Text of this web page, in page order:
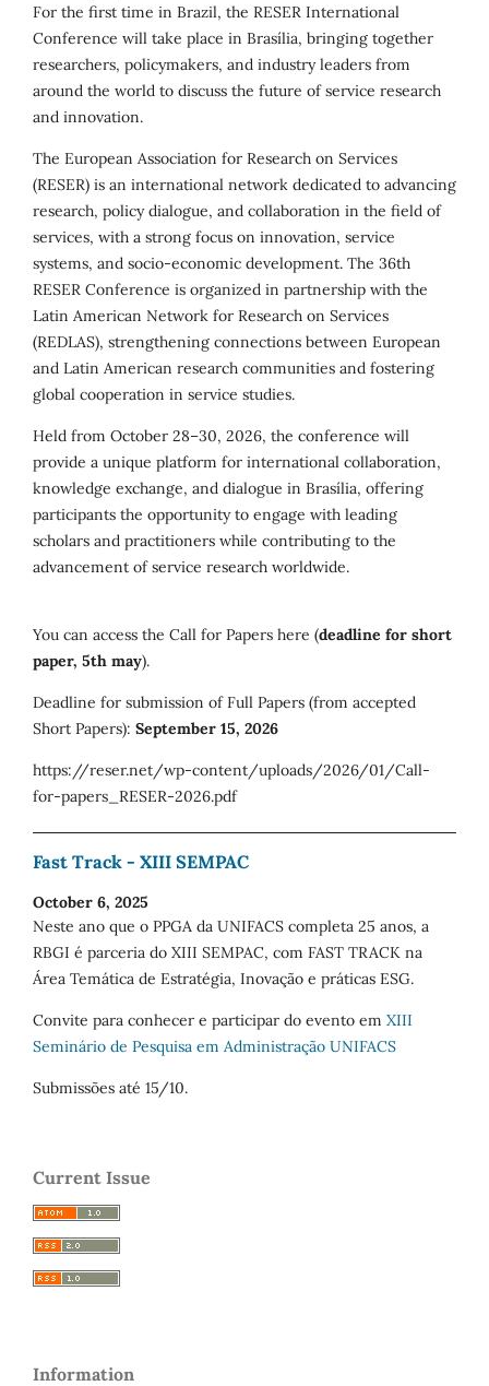
For the first time in Brazil, the RESER International
Conference will take place in Brasília, bringing together
researchers, policymakers, and industry leaders from
around the world to discuss the future of service research
and innovation.
The European Association for Research on Services
(RESER) is an international network dedicated to advancing
research, policy dialogue, and collaboration in the field of
services, with a strong focus on innovation, service
systems, and socio-economic development. The 36th
RESER Conference is organized in partnership with the
Latin American Network for Research on Services
(REDLAS), strengthening connections between European
and Latin American research communities and fostering
global cooperation in service studies.
Held from October 28–30, 2026, the conference will
provide a unique platform for international collaboration,
knowledge exchange, and dialogue in Brasília, offering
participants the opportunity to engage with leading
scholars and practitioners while contributing to the
advancement of service research worldwide.
You can access the Call for Papers here (deadline for short
paper, 5th may).
Deadline for submission of Full Papers (from accepted
Short Papers): September 15, 2026
https://reser.net/wp-content/uploads/2026/01/Call-
for-papers_RESER-2026.pdf
Fast Track - XIII SEMPAC
October 6, 2025
Neste ano que o PPGA da UNIFACS completa 25 anos, a
RBGI é parceria do XIII SEMPAC, com FAST TRACK na
Área Temática de Estratégia, Inovação e práticas ESG.
Convite para conhecer e participar do evento em XIII
Seminário de Pesquisa em Administração UNIFACS
Submissões até 15/10.
Current Issue
Information